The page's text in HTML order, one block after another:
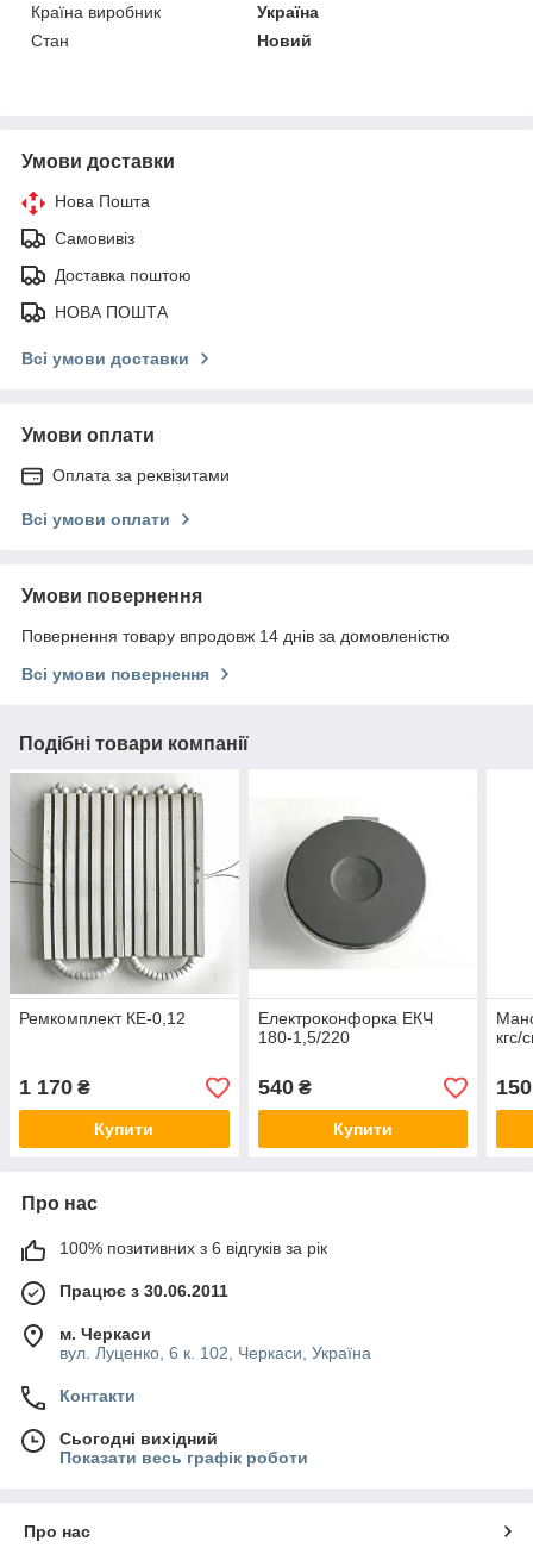
Країна виробник
Україна
Стан
Новий
Умови доставки
Нова Пошта
Самовивіз
Доставка поштою
НОВА ПОШТА
Всі умови доставки
Умови оплати
Оплата за реквізитами
Всі умови оплати
Умови повернення
Повернення товару впродовж 14 днів за домовленістю
Всі умови повернення
Подібні товари компанії
Ремкомплект КЕ-0,12
1 170 ₴
Купити
Електроконфорка ЕКЧ
180-1,5/220
540₴
Купити
кгс/
150
Про нас
100% позитивних з 6 відгуків за рік
Працює з 30.06.2011
м. Черкаси
вул. Луценко, 6 к. 102, Черкаси, Україна
Контакти
Сьогодні вихідний
Показати весь графік роботи
Про нас